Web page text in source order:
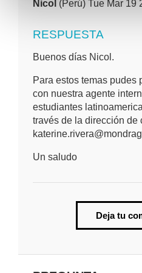
Nicol (Perú) Tue Mar 19
RESPUESTA
Buenos días Nicol.
Para estos temas pudes
con nuestra agente
estudiantes
través de la dirección de
Un saludo
Deja tu